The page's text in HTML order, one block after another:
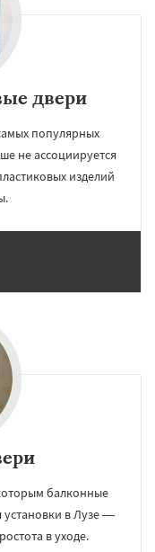
двери
популярных
не ассоциируется
изделий
балконные
установки в Лузе —
в уходе.